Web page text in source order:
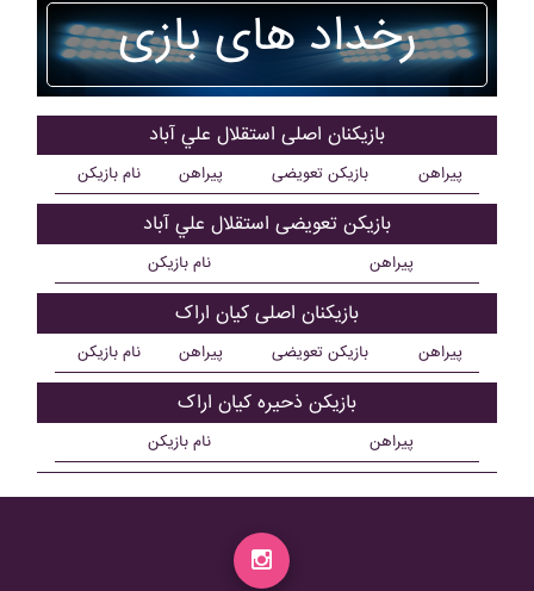
رخداد های بازی
بازیکنان اصلی استقلال علي آباد
نام بازیکن پیراهن بازیکن تعویضی پیراهن
بازیکن تعویضی استقلال علي آباد
نام بازیکن پیراهن
بازیکنان اصلی کيان اراک
نام بازیکن پیراهن بازیکن تعویضی پیراهن
بازیکن ذحیره کيان اراک
نام بازیکن پیراهن